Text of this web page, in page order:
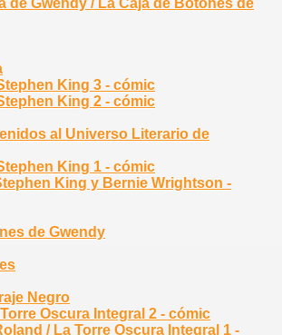
de Gwendy / La Caja de Botones de
King 3 - cómic
King 2 - cómic
al Universo Literario de
King 1 - cómic
King y Bernie Wrightson -
de Gwendy
Negro
Oscura Integral 2 - cómic
/ La Torre Oscura Integral 1 -